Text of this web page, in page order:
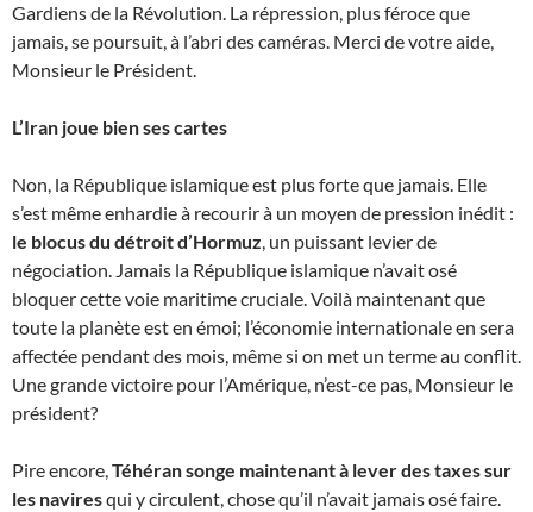
Gardiens de la Révolution. La répression, plus féroce que
jamais, se poursuit, à l’abri des caméras. Merci de votre aide,
Monsieur le Président.
L’Iran joue bien ses cartes
Non, la République islamique est plus forte que jamais. Elle
s’est même enhardie à recourir à un moyen de pression inédit :
le blocus du détroit d’Hormuz, un puissant levier de
négociation. Jamais la République islamique n’avait osé
bloquer cette voie maritime cruciale. Voilà maintenant que
toute la planète est en émoi; l’économie internationale en sera
affectée pendant des mois, même si on met un terme au conflit.
Une grande victoire pour l’Amérique, n’est-ce pas, Monsieur le
président?
Pire encore,Téhéran songe maintenant à lever des taxes sur
les naviresqui y circulent, chose qu’il n’avait jamais osé faire.